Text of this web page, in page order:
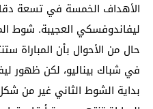
الأهداف الخمسة في تسعة
ليفاندوفسكي العجيبة. شوط
حال من الأحوال بأن
في شباك بيناليو، لكن ظهور